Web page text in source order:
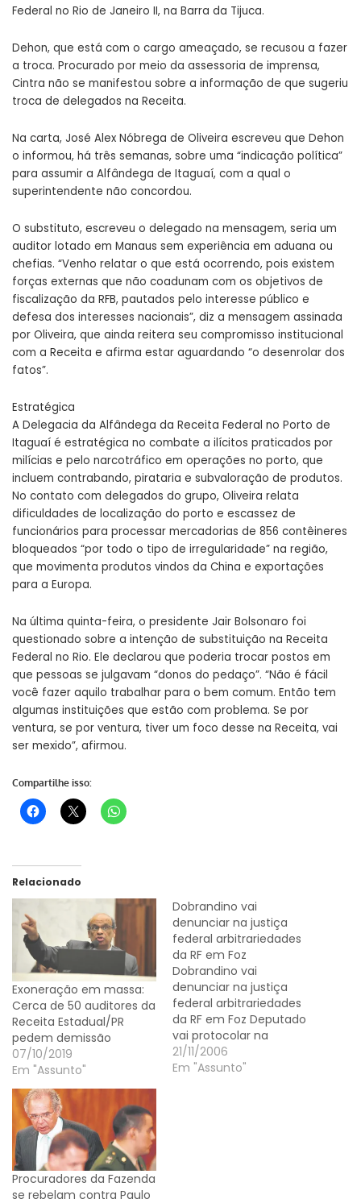
Federal no Rio de Janeiro II, na Barra da Tijuca.
Dehon, que está com o cargo ameaçado, se recusou a fazer
a troca. Procurado por meio da assessoria de imprensa,
Cintra não se manifestou sobre a informação de que sugeriu
troca de delegados na Receita.
Na carta, José Alex Nóbrega de Oliveira escreveu que Dehon
o informou, há três semanas, sobre uma “indicação política”
para assumir a Alfândega de Itaguaí, com a qual o
superintendente não concordou.
O substituto, escreveu o delegado na mensagem, seria um
auditor lotado em Manaus sem experiência em aduana ou
chefias. “Venho relatar o que está ocorrendo, pois existem
forças externas que não coadunam com os objetivos de
fiscalização da RFB, pautados pelo interesse público e
defesa dos interesses nacionais”, diz a mensagem assinada
por Oliveira, que ainda reitera seu compromisso institucional
com a Receita e afirma estar aguardando “o desenrolar dos
fatos”.
Estratégica
A Delegacia da Alfândega da Receita Federal no Porto de
Itaguaí é estratégica no combate a ilícitos praticados por
milícias e pelo narcotráfico em operações no porto, que
incluem contrabando, pirataria e subvaloração de produtos.
No contato com delegados do grupo, Oliveira relata
dificuldades de localização do porto e escassez de
funcionários para processar mercadorias de 856 contêineres
bloqueados “por todo o tipo de irregularidade” na região,
que movimenta produtos vindos da China e exportações
para a Europa.
Na última quinta-feira, o presidente Jair Bolsonaro foi
questionado sobre a intenção de substituição na Receita
Federal no Rio. Ele declarou que poderia trocar postos em
que pessoas se julgavam “donos do pedaço”. “Não é fácil
você fazer aquilo trabalhar para o bem comum. Então tem
algumas instituições que estão com problema. Se por
ventura, se por ventura, tiver um foco desse na Receita, vai
ser mexido”, afirmou.
Compartilhe isso:
Relacionado
Exoneração em massa:
Cerca de 50 auditores da
Receita Estadual/PR
pedem demissão
07/10/2019
Em "Assunto"
Dobrandino vai
denunciar na justiça
federal arbitrariedades
da RF em Foz
Dobrandino vai
denunciar na justiça
federal arbitrariedades
da RF em Foz Deputado
vai protocolar na
próxima semana
representação contra a
21/11/2006
Em "Assunto"
Procuradores da Fazenda
se rebelam contra Paulo